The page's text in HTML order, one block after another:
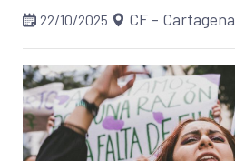
22/10/2025 CF - Cartagena